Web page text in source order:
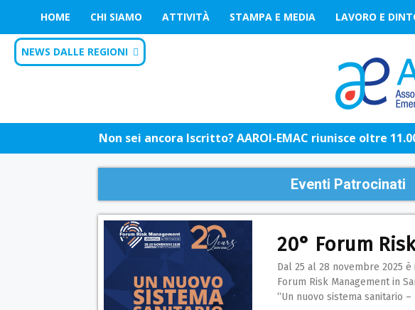
HOME CHI SIAMO ATTIVITÀ STAMPA E MEDIA LAVORO E
NEWS DALLE REGIONI
Non sei ancora Iscritto? AAROI-EMAC riunisce oltre
Eventi Patrocinati
20° Forum
Dal 25 al 28 novembre 2025
Forum Risk Management in
“Un nuovo sistema sanitario